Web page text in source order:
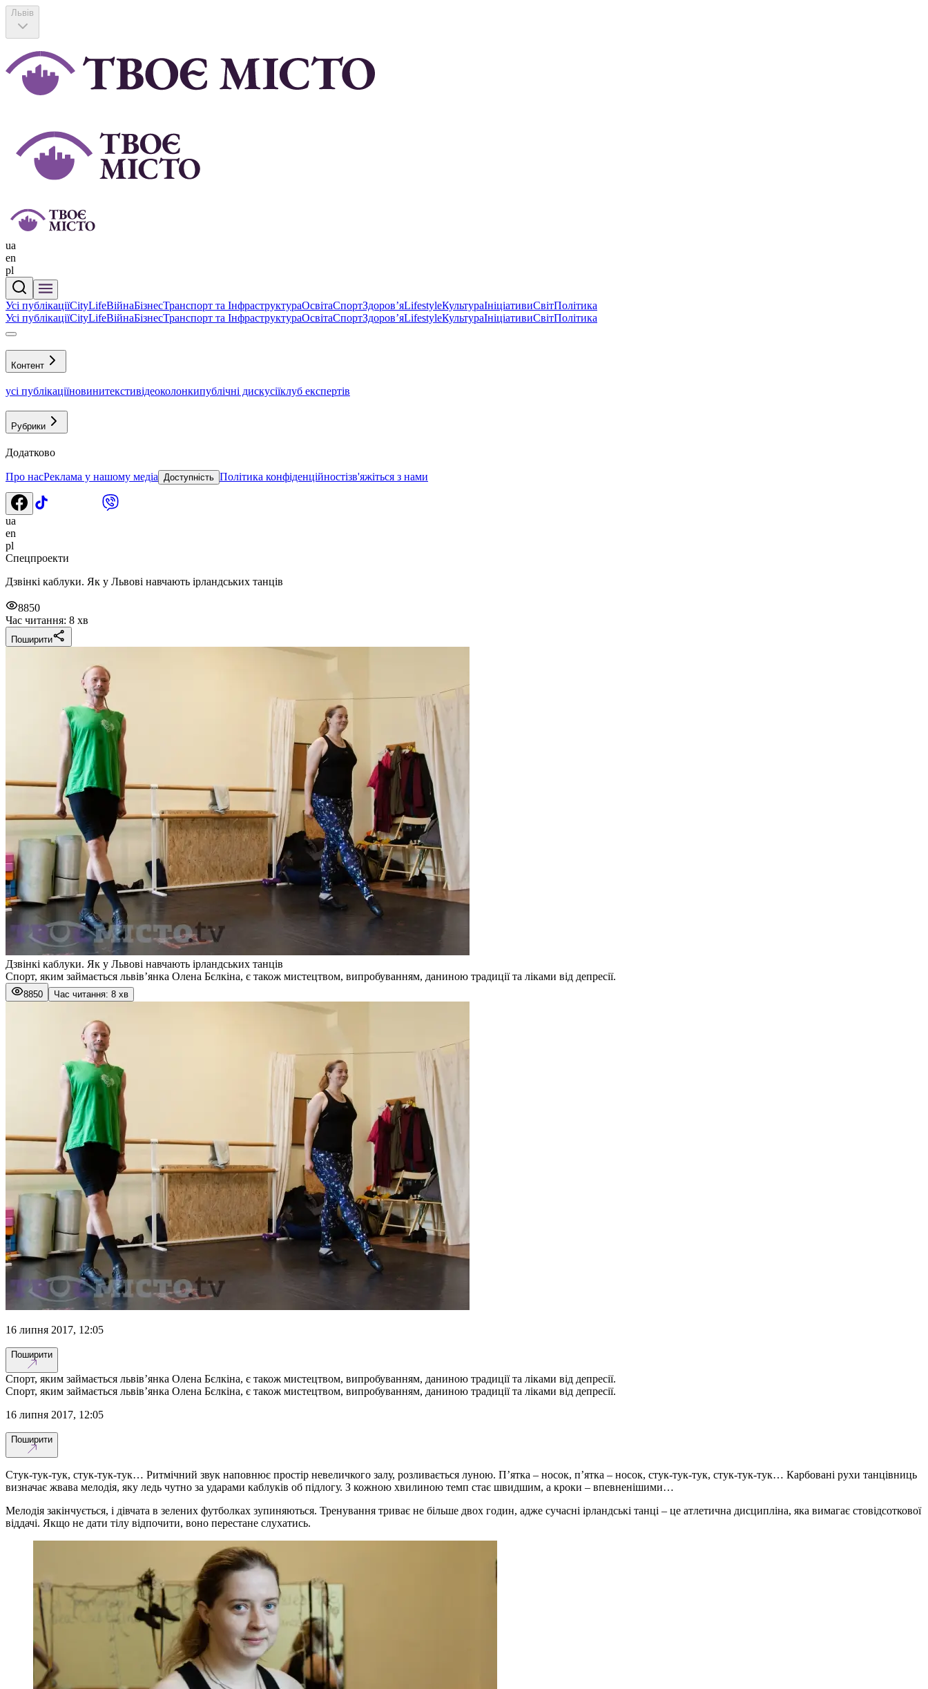
Львів
ua
en
pl
Усі публікаціїCityLifeВійнаБізнесТранспорт та ІнфраструктураОсвітаСпортЗдоровʼяLifestyleКультураІніціативиСвітПолітика
Усі публікаціїCityLifeВійнаБізнесТранспорт та ІнфраструктураОсвітаСпортЗдоровʼяLifestyleКультураІніціативиСвітПолітика
Контент
усі публікаціїновинитекстивідеоколонкипублічні дискусіїклуб експертів
Рубрики
Додатково
Про насРеклама у нашому медіа Доступність Політика конфіденційностізв'яжіться з нами
ua
en
pl
Спецпроекти
Дзвінкі каблуки. Як у Львові навчають ірландських танців
8850
Час читання: 8 хв
Поширити
Дзвінкі каблуки. Як у Львові навчають ірландських танців
Спорт, яким займається львів’янка Олена Бєлкіна, є також мистецтвом, випробуванням, даниною традиції та ліками від депресії.
8850 Час читання: 8 хв
16 липня 2017, 12:05
Поширити
Спорт, яким займається львів’янка Олена Бєлкіна, є також мистецтвом, випробуванням, даниною традиції та ліками від депресії.
Спорт, яким займається львів’янка Олена Бєлкіна, є також мистецтвом, випробуванням, даниною традиції та ліками від депресії.
16 липня 2017, 12:05
Поширити
Стук-тук-тук, стук-тук-тук… Ритмічний звук наповнює простір невеличкого залу, розливається луною. П’ятка – носок, п’ятка – носок, стук-тук-тук, стук-тук-тук… Карбовані рухи танцівниць
визначає жвава мелодія, яку ледь чутно за ударами каблуків об підлогу. З кожною хвилиною темп стає швидшим, а кроки – впевненішими…
Мелодія закінчується, і дівчата в зелених футболках зупиняються. Тренування триває не більше двох годин, адже сучасні ірландські танці – це атлетична дисципліна, яка вимагає стовідсоткової
віддачі. Якщо не дати тілу відпочити, воно перестане слухатись.